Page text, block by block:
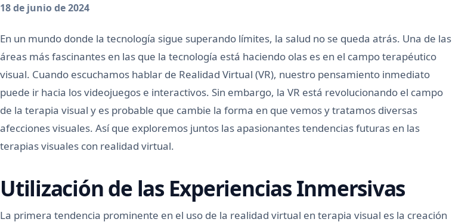
18 de junio de 2024
En un mundo donde la tecnología sigue superando límites, la salud no se queda atrás. Una de las
áreas más fascinantes en las que la tecnología está haciendo olas es en el campo terapéutico
visual. Cuando escuchamos hablar de Realidad Virtual (VR), nuestro pensamiento inmediato
puede ir hacia los videojuegos e interactivos. Sin embargo, la VR está revolucionando el campo
de la terapia visual y es probable que cambie la forma en que vemos y tratamos diversas
afecciones visuales. Así que exploremos juntos las apasionantes tendencias futuras en las
terapias visuales con realidad virtual.
Utilización de las Experiencias Inmersivas
La primera tendencia prominente en el uso de la realidad virtual en terapia visual es la creación